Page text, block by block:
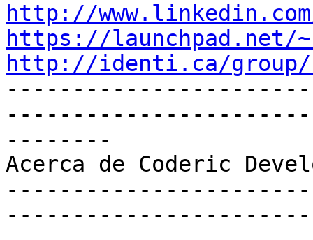
http://
https://launchpad.net/
http://identi.ca/group/
--------
Acerca de Coderic